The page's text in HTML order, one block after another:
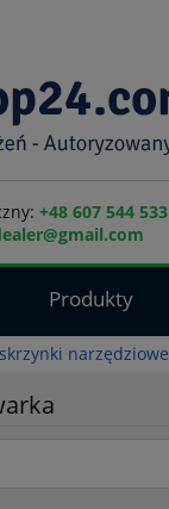
+48 607 544 533
Produkty
narzędziowe